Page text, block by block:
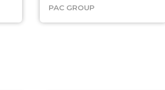
PAC GROUP